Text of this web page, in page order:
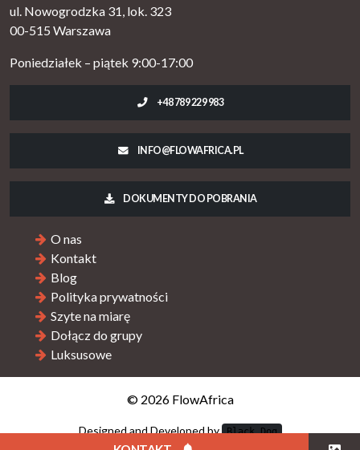
ul. Nowogrodzka 31, lok. 323
00-515 Warszawa
Poniedziałek – piątek 9:00-17:00
+48 789 229 983
INFO@FLOWAFRICA.PL
DOKUMENTY DO POBRANIA
O nas
Kontakt
Blog
Polityka prywatności
Szyte na miarę
Dołącz do grupy
Luksusowe
© 2026 FlowAfrica
Designed and Developed by Black Dog